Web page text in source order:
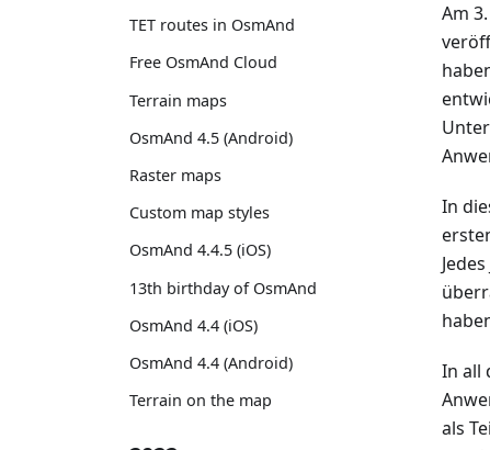
TET routes in OsmAnd
Free OsmAnd Cloud
Terrain maps
OsmAnd 4.5 (Android)
Raster maps
Custom map styles
OsmAnd 4.4.5 (iOS)
13th birthday of OsmAnd
OsmAnd 4.4 (iOS)
OsmAnd 4.4 (Android)
Terrain on the map
Am
In
In all
als